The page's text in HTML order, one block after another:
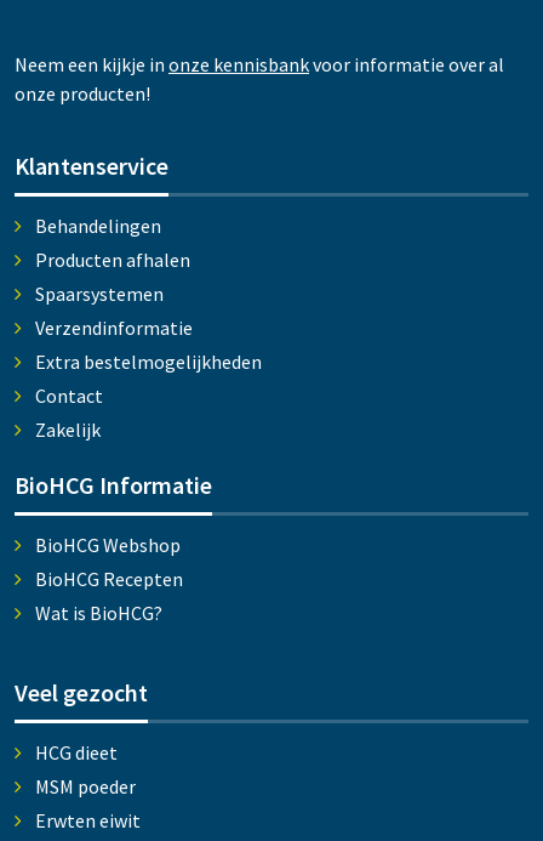
Neem een kijkje in onze kennisbankvoor informatie over al
onze producten!
Klantenservice
Behandelingen
Producten afhalen
Spaarsystemen
Verzendinformatie
Extra bestelmogelijkheden
Contact
Zakelijk
BioHCG Informatie
BioHCG Webshop
BioHCG Recepten
Wat is BioHCG?
Veel gezocht
HCG dieet
MSM poeder
Erwten eiwit